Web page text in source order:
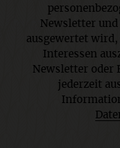
Newsletter
ausgewertet
Interessen
Newsletter oder
jederzeit